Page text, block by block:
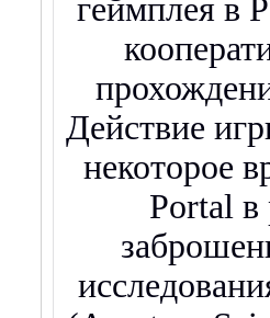
геймплея в
Действие
некоторое
Portal